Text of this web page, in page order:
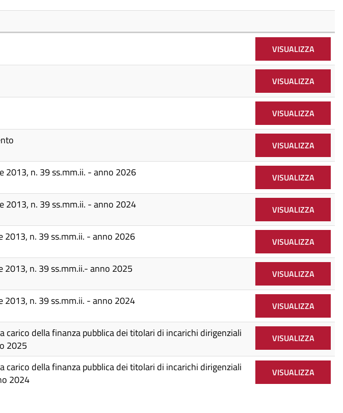
VISUALIZZA
VISUALIZZA
VISUALIZZA
VISUALIZZA
2013, n. 39 ss.mm.ii. - anno 2026 VISUALIZZA
2013, n. 39 ss.mm.ii. - anno 2024 VISUALIZZA
2013, n. 39 ss.mm.ii. - anno 2026 VISUALIZZA
2013, n. 39 ss.mm.ii.- anno 2025 VISUALIZZA
2013, n. 39 ss.mm.ii. - anno 2024 VISUALIZZA
della finanza pubblica dei titolari di incarichi dirigenziali
2025
VISUALIZZA
della finanza pubblica dei titolari di incarichi dirigenziali
2024
VISUALIZZA